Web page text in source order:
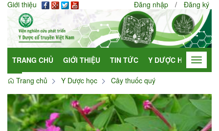
Giới thiệu Đăng nhập / Đăng ký
TRANG CHỦ GIỚI THIỆU TIN TỨC Y DƯỢC HỌC Toggle
Trang chủ
Y Dược học Cây thuốc quý